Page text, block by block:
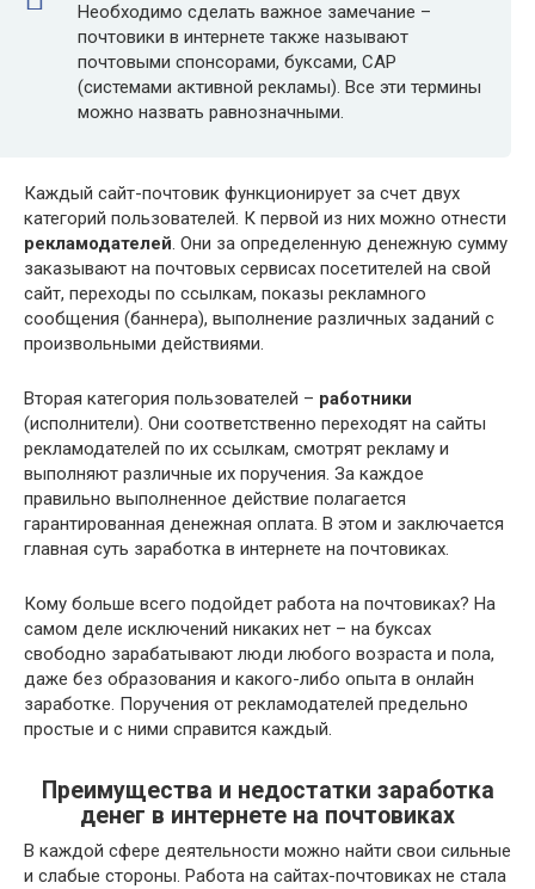
Необходимо сделать важное замечание –
почтовики в интернете также называют
почтовыми спонсорами, буксами, САР
(системами активной рекламы). Все эти термины
можно назвать равнозначными.
Каждый сайт-почтовик функционирует за счет двух
категорий пользователей. К первой из них можно отнести
рекламодателей. Они за определенную денежную сумму
заказывают на почтовых сервисах посетителей на свой
сайт, переходы по ссылкам, показы рекламного
сообщения (баннера), выполнение различных заданий с
произвольными действиями.
Вторая категория пользователей – работники
(исполнители). Они соответственно переходят на сайты
рекламодателей по их ссылкам, смотрят рекламу и
выполняют различные их поручения. За каждое
правильно выполненное действие полагается
гарантированная денежная оплата. В этом и заключается
главная суть заработка в интернете на почтовиках.
Кому больше всего подойдет работа на почтовиках? На
самом деле исключений никаких нет – на буксах
свободно зарабатывают люди любого возраста и пола,
даже без образования и какого-либо опыта в онлайн
заработке. Поручения от рекламодателей предельно
простые и с ними справится каждый.
Преимущества и недостатки заработка
денег в интернете на почтовиках
В каждой сфере деятельности можно найти свои сильные
и слабые стороны. Работа на сайтах-почтовиках не стала